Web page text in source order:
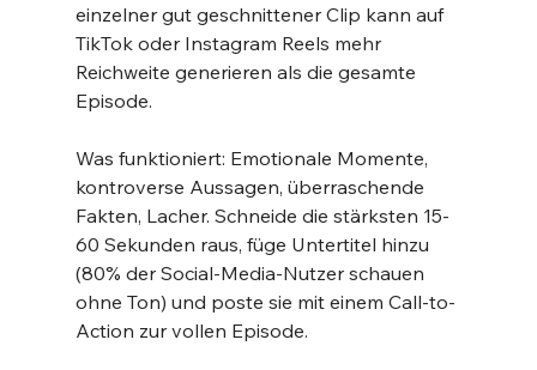
einzelner gut geschnittener Clip kann auf
TikTok oder Instagram Reels mehr
Reichweite generieren als die gesamte
Episode.
Was funktioniert: Emotionale Momente,
kontroverse Aussagen, überraschende
Fakten, Lacher. Schneide die stärksten 15-
60 Sekunden raus, füge Untertitel hinzu
(80% der Social-Media-Nutzer schauen
ohne Ton) und poste sie mit einem Call-to-
Action zur vollen Episode.